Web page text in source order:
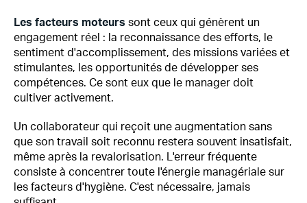
Les facteurs moteurs sont ceux qui génèrent un
engagement réel : la reconnaissance des efforts, le
sentiment d'accomplissement, des missions variées et
stimulantes, les opportunités de développer ses
compétences. Ce sont eux que le manager doit
cultiver activement.
Un collaborateur qui reçoit une augmentation sans
que son travail soit reconnu restera souvent insatisfait,
même après la revalorisation. L'erreur fréquente
consiste à concentrer toute l'énergie managériale sur
les facteurs d'hygiène. C'est nécessaire, jamais